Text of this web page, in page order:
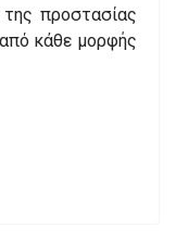
προστασίας
κάθε μορφής